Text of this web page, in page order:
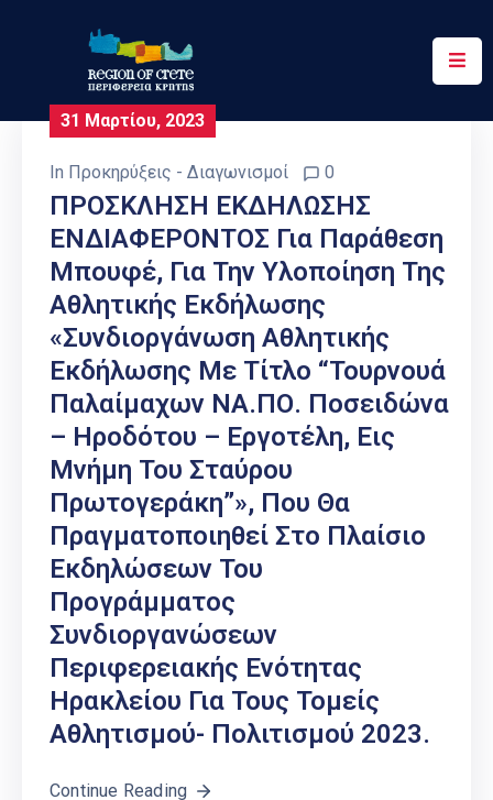
Περιφέρεια
Έργα
Δράσεις
Ψηφιακές
Υπηρεσίες
Επικοινωνία
31 Μαρτίου, 2023
In Προκηρύξεις - Διαγωνισμοί 0
ΠΡΟΣΚΛΗΣΗ ΕΚΔΗΛΩΣΗΣ
ΕΝΔΙΑΦΕΡΟΝΤΟΣ Για Παράθεση
Μπουφέ, Για Την Υλοποίηση Της
Αθλητικής Εκδήλωσης
«Συνδιοργάνωση Αθλητικής
Εκδήλωσης Με Τίτλο “Τουρνουά
Παλαίμαχων ΝΑ.ΠΟ. Ποσειδώνα
– Ηροδότου – Εργοτέλη, Εις
Μνήμη Του Σταύρου
Πρωτογεράκη”», Που Θα
Πραγματοποιηθεί Στο Πλαίσιο
Εκδηλώσεων Του
Προγράμματος
Συνδιοργανώσεων
Περιφερειακής Ενότητας
Ηρακλείου Για Τους Τομείς
Αθλητισμού- Πολιτισμού 2023.
Continue Reading